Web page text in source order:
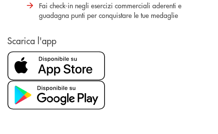
Fai check-in negli esercizi commerciali aderenti e
guadagna punti per conquistare le tue medaglie
Scarica l'app